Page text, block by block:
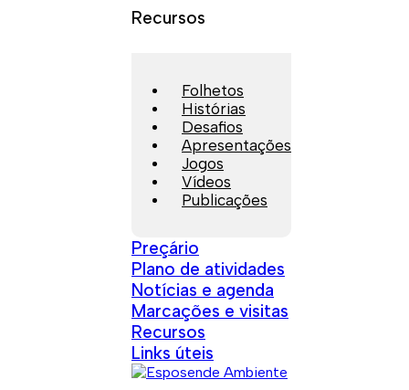
Recursos
Folhetos
Histórias
Desafios
Apresentações
Jogos
Vídeos
Publicações
Preçário
Plano de atividades
Notícias e agenda
Marcações e visitas
Recursos
Links úteis